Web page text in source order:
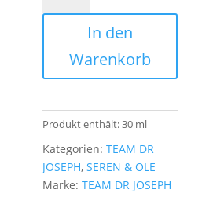
JOSEPH
Hydration
In den
Warenkorb
Produkt enthält: 30 ml
Kategorien:TEAM DR
JOSEPH,SEREN & ÖLE
Marke:TEAM DR JOSEPH